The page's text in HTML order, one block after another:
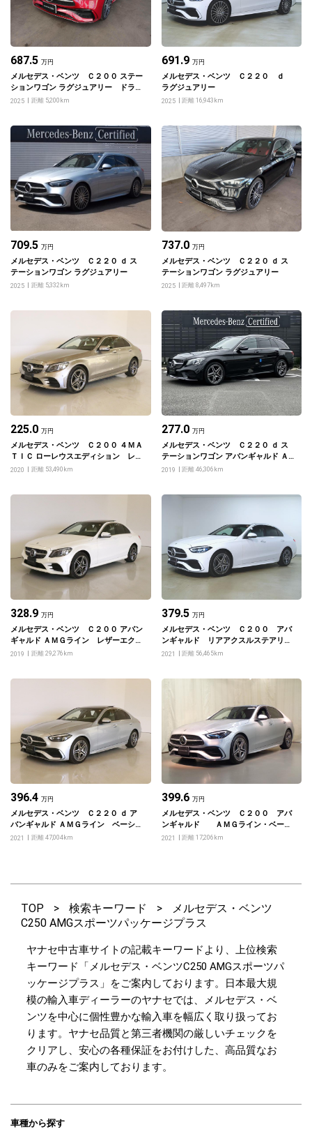
687.5 万円
メルセデス・ベンツ Ｃ２００ ステー
ションワゴン ラグジュアリー ドライ
バーズパッケージ
2025 距離 5,200km
691.9 万円
メルセデス・ベンツ Ｃ２２０ ｄ
ラグジュアリー
2025 距離 16,943km
709.5 万円
メルセデス・ベンツ Ｃ２２０ ｄ ス
テーションワゴン ラグジュアリー
2025 距離 5,332km
737.0 万円
メルセデス・ベンツ Ｃ２２０ ｄ ス
テーションワゴン ラグジュアリー
2025 距離 8,497km
225.0 万円
メルセデス・ベンツ Ｃ２００ ４ＭＡ
ＴＩＣ ローレウスエディション レザ
ーエクスクルーシブパッケージ・レー
2020 距離 53,490km
277.0 万円
メルセデス・ベンツ Ｃ２２０ ｄ ス
テーションワゴン アバンギャルド Ａ
ＭＧライン レーダーセーフティパッ
2019 距離 46,306km
328.9 万円
メルセデス・ベンツ Ｃ２００ アバン
ギャルド ＡＭＧライン レザーエクス
クルーシブパッケージ・レーダーセー
2019 距離 29,276km
379.5 万円
メルセデス・ベンツ Ｃ２００ アバ
ンギャルド リアアクスルステアリン
グ ＡＭＧライン ベーシックパッケ
2021 距離 56,465km
396.4 万円
メルセデス・ベンツ Ｃ２２０ ｄ ア
バンギャルド ＡＭＧライン ベーシッ
クパッケージ
2021 距離 47,004km
399.6 万円
メルセデス・ベンツ Ｃ２００ アバ
ンギャルド ＡＭＧライン・ベーシ
ックパッケージ・リアアクスルステア
2021 距離 17,206km
TOP > 検索キーワード >
メルセデス・ベンツ
C250 AMGスポーツパッケージプラス
ヤナセ中古車サイトの記載キーワードより、上位検索
キーワード「メルセデス・ベンツC250 AMGスポーツパ
ッケージプラス」をご案内しております。日本最大規
模の輸入車ディーラーのヤナセでは、メルセデス・ベ
ンツを中心に個性豊かな輸入車を幅広く取り扱ってお
ります。ヤナセ品質と第三者機関の厳しいチェックを
クリアし、安心の各種保証をお付けした、高品質なお
車のみをご案内しております。
車種から探す